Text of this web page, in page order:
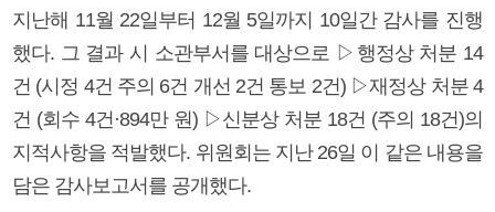
지난해 11월 22일부터 12월 5일까지 10일간 감사를 진행
했다. 그 결과 시 소관부서를 대상으로 ▷행정상 처분 14
건 (시정 4건 주의 6건 개선 2건 통보 2건) ▷재정상 처분 4
건 (회수 4건·894만 원) ▷신분상 처분 18건 (주의 18건)의
지적사항을 적발했다. 위원회는 지난 26일 이 같은 내용을
담은 감사보고서를 공개했다.